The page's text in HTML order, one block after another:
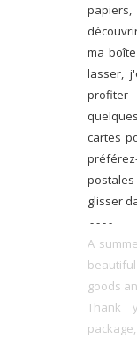
ma
lasser,
cartes
glisser
- - - -
A
goods
Thank